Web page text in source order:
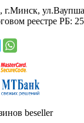
г.Минск,
реестре РБ:
beseller